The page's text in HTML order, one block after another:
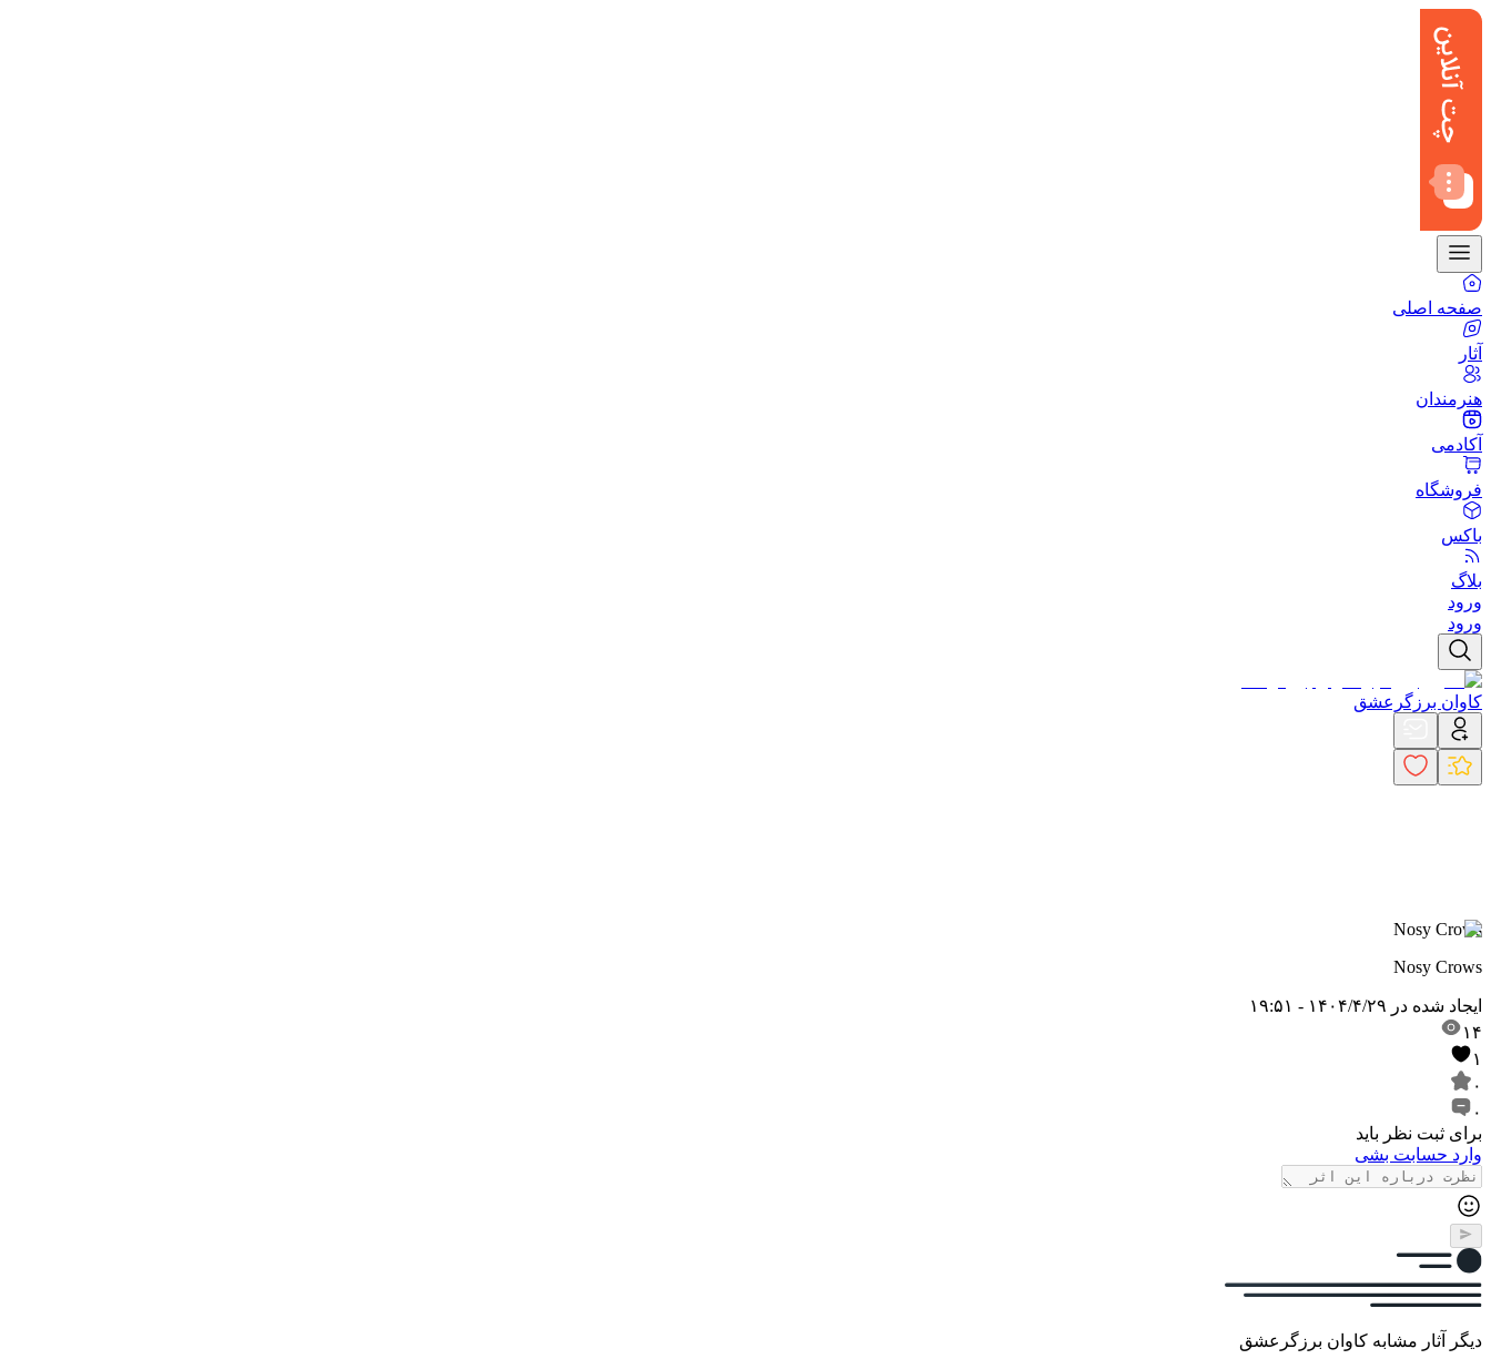
صفحه اصلی
آثار
هنرمندان
آکادمی
فروشگاه
باکس
بلاگ
ورود
ورود
کاوان برزگرعشق
Nosy Crows
Nosy Crows
ایجاد شده در ۱۴۰۴/۴/۲۹ - ۱۹:۵۱
۱۴
۱
۰
۰
برای ثبت نظر باید
وارد حسابت بشی
دیگر آثار مشابه کاوان برزگرعشق